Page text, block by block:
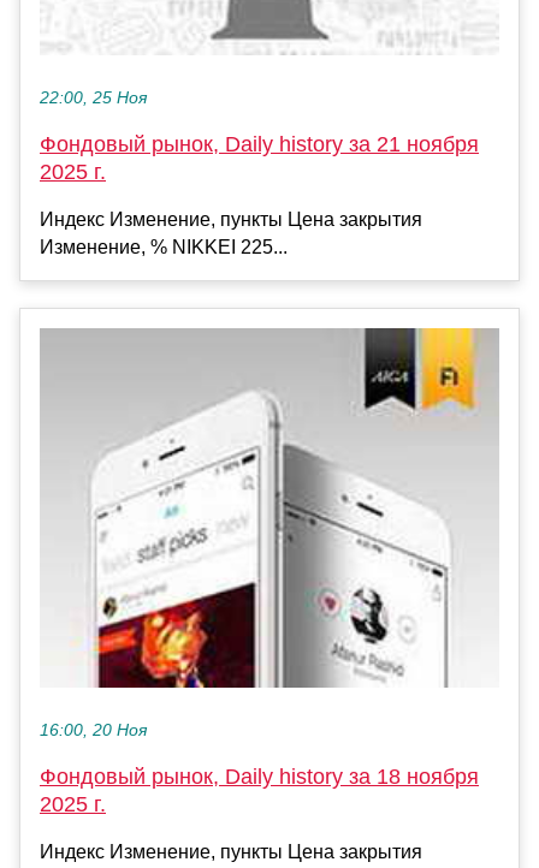
22:00, 25 Ноя
Фондовый рынок, Daily history за 21 ноября
2025 г.
Индекс Изменение, пункты Цена закрытия
Изменение, % NIKKEI 225...
16:00, 20 Ноя
Фондовый рынок, Daily history за 18 ноября
2025 г.
Индекс Изменение, пункты Цена закрытия